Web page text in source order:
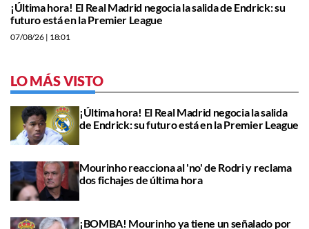
¡Última hora! El Real Madrid negocia la salida de Endrick: su
futuro está en la Premier League
07/08/26 | 18:01
LO MÁS VISTO
¡Última hora! El Real Madrid negocia la salida
de Endrick: su futuro está en la Premier League
Mourinho reacciona al 'no' de Rodri y reclama
dos fichajes de última hora
¡BOMBA! Mourinho ya tiene un señalado por